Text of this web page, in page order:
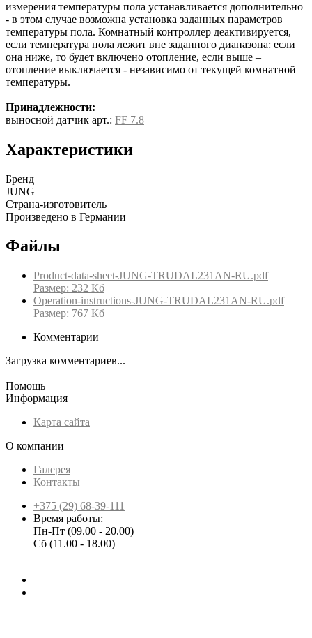
измерения температуры пола устанавливается дополнительно
- в этом случае возможна установка заданных параметров
температуры пола. Комнатный контроллер деактивируется,
если температура пола лежит вне заданного диапазона: если
она ниже, то будет включено отопление, если выше –
отопление выключается - независимо от текущей комнатной
температуры.
Принадлежности:
выносной датчик арт.: FF 7.8
Характеристики
Бренд
JUNG
Страна-изготовитель
Произведено в Германии
Файлы
Product-data-sheet-JUNG-TRUDAL231AN-RU.pdf
Размер: 232 Кб
Operation-instructions-JUNG-TRUDAL231AN-RU.pdf
Размер: 767 Кб
Комментарии
Загрузка комментариев...
Помощь
Информация
Карта сайта
О компании
Галерея
Контакты
+375 (29) 68-39-111
Время работы:
Пн-Пт (09.00 - 20.00)
Сб (11.00 - 18.00)